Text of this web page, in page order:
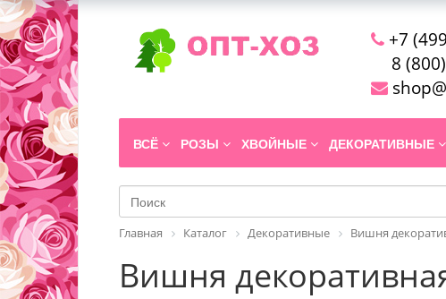
+7
8
ВСЁ РОЗЫ ХВОЙНЫЕ ДЕКОРАТИВНЫЕ
Главная Каталог Декоративные Вишня
Вишня